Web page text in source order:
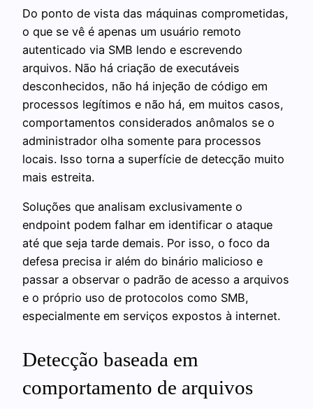
Do ponto de vista das máquinas comprometidas,
o que se vê é apenas um usuário remoto
autenticado via SMB lendo e escrevendo
arquivos. Não há criação de executáveis
desconhecidos, não há injeção de código em
processos legítimos e não há, em muitos casos,
comportamentos considerados anômalos se o
administrador olha somente para processos
locais. Isso torna a superfície de detecção muito
mais estreita.
Soluções que analisam exclusivamente o
endpoint podem falhar em identificar o ataque
até que seja tarde demais. Por isso, o foco da
defesa precisa ir além do binário malicioso e
passar a observar o padrão de acesso a arquivos
e o próprio uso de protocolos como SMB,
especialmente em serviços expostos à internet.
Detecção baseada em
comportamento de arquivos